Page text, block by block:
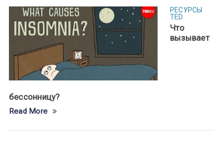
РЕСУРСЫ
TED
Что
вызывает
бессонницу?
Read More